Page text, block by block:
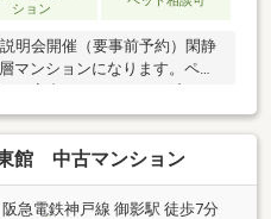
ション
明会開催（要事前予約）閑静
マンションになります。ペッ
だけます♪阪急「御影」駅徒
館 中古マンション
阪急電鉄神戸線 御影駅 徒歩7分